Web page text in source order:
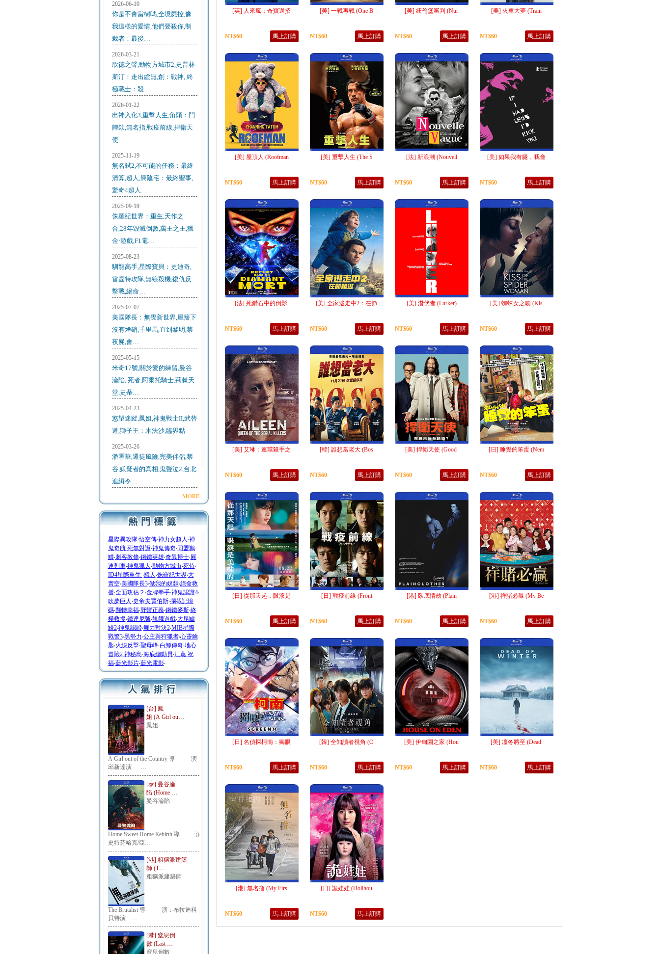
2026-06-10
你是不會當樹嗎,全境屍控,像
我這樣的愛情,他們要殺你,制
裁者：最後…
2026-03-21
欣德之聲,動物方城市2,史普林
斯汀：走出虛無,創：戰神, 終
極戰士：殺…
2026-01-22
出神入化3,重擊人生,角頭：鬥
陣欸,無名指,戰疫前線,捍衛天
使
2025-11-19
無名弒2,不可能的任務：最終
清算,超人,厲陰宅：最終聖事,
驚奇4超人…
2025-09-19
侏羅紀世界：重生,天作之
合,28年毀滅倒數,萬王之王,獵
金·遊戲,F1電…
2025-08-23
馴龍高手,星際寶貝：史迪奇,
雷霆特攻隊,無線殺機,復仇反
擊戰,絕命…
2025-07-07
美國隊長：無畏新世界,屋簷下
沒有煙硝,千里馬,直到黎明,禁
夜屍,會…
2025-05-15
米奇17號,關於愛的練習,曼谷
淪陷, 死者,阿爾托騎士,荊棘天
堂,史蒂…
2025-04-23
慾望迷蹤,鳳姐,神鬼戰士II,武替
道,獅子王：木法沙,臨界點
2025-03-26
潘霍華,遷徒風險,完美伴侶,禁
谷,嫌疑者的真相,鬼聲泣2,台北
追緝令…
MORE
星際異攻隊‧悟空傳‧神力女超人 ‧神
鬼奇航 死無對證‧神鬼傳奇‧同盟鶼
鰈‧刺客教條‧鋼鐵英雄‧奇異博士‧屍
速列車‧神鬼獵人 ‧動物方城市‧死侍‧
ID4星際重生 ‧蟻人 ‧侏羅紀世界‧大
賣空‧美國隊長3‧做我的奴隸‧絕命救
援‧全面攻佔２ ‧金牌拳手‧神鬼認證4‧
吹夢巨人 ‧史帝夫賈伯斯‧攔截記憶
碼‧翻轉幸福‧野蠻正義‧鋼鐵麥斯‧終
極救援‧鐵達尼號‧飢餓遊戲‧大尾鱸
鰻2‧神鬼認證‧舞力對決2‧MIB星際
戰警3‧黑勢力‧公主與狩獵者‧心靈鑰
匙‧火線反擊‧聖母峰‧白鯨傳奇‧地心
冒險2 神秘島‧海底總動員‧江蕙 祝
福‧藍光影片‧藍光電影‧
[台] 鳳
姐 (A Girl ou…
鳳姐
A Girl out of the Country 導 演：
邱新達演 …
[泰] 曼谷淪
陷 (Home …
曼谷淪陷
Home Sweet Home Rebirth 導 演：
史特芬哈克/亞…
[港] 粗獷派建築
師 (T…
粗獷派建築師
The Brutalist 導 演：布拉迪科
貝特演 …
[港] 窒息倒
數 (Last …
窒息倒數
[英] 人來瘋：奇寶過招
NT$60 馬上訂購
[美] 一戰再戰 (One B
NT$60 馬上訂購
[美] 紐倫堡審判 (Nur
NT$60 馬上訂購
[美] 火車大夢 (Train
NT$60 馬上訂購
[美] 屋頂人 (Roofman
NT$60 馬上訂購
[美] 重擊人生 (The S
NT$60 馬上訂購
[法] 新浪潮 (Nouvell
NT$60 馬上訂購
[美] 如果我有腿，我會
NT$60 馬上訂購
[法] 死鑽石中的倒影
NT$60 馬上訂購
[美] 全家逃走中2：在節
NT$60 馬上訂購
[美] 潛伏者 (Lurker)
NT$60 馬上訂購
[美] 蜘蛛女之吻 (Kis
NT$60 馬上訂購
[美] 艾琳：連環殺手之
NT$60 馬上訂購
[韓] 誰想當老大 (Bos
NT$60 馬上訂購
[美] 捍衛天使 (Good
NT$60 馬上訂購
[日] 睡覺的笨蛋 (Nem
NT$60 馬上訂購
[日] 從那天起．眼淚是
NT$60 馬上訂購
[日] 戰疫前線 (Front
NT$60 馬上訂購
[港] 臥底情劫 (Plain
NT$60 馬上訂購
[港] 祥賭必贏 (My Be
NT$60 馬上訂購
[日] 名偵探柯南：獨眼
NT$60 馬上訂購
[韓] 全知讀者視角 (O
NT$60 馬上訂購
[美] 伊甸園之家 (Hou
NT$60 馬上訂購
[美] 凜冬將至 (Dead
NT$60 馬上訂購
[港] 無名指 (My Firs
NT$60 馬上訂購
[日] 詭娃娃 (Dollhou
NT$60 馬上訂購